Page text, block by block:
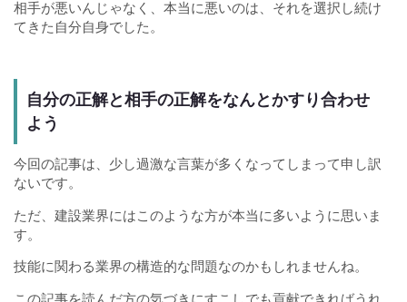
相手が悪いんじゃなく、本当に悪いのは、それを選択し続け
てきた自分自身でした。
自分の正解と相手の正解をなんとかすり合わせ
よう
今回の記事は、少し過激な言葉が多くなってしまって申し訳
ないです。
ただ、建設業界にはこのような方が本当に多いように思いま
す。
技能に関わる業界の構造的な問題なのかもしれませんね。
この記事を読んだ方の気づきにすこしでも貢献できればうれ